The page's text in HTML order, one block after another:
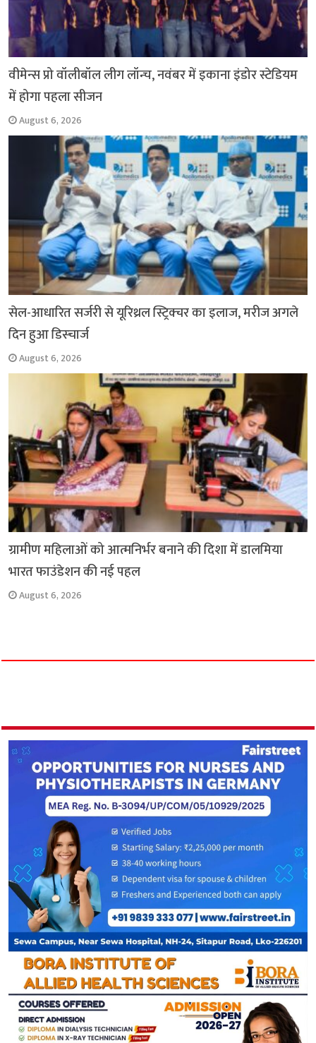
वीमेन्स प्रो वॉलीबॉल लीग लॉन्च, नवंबर में इकाना इंडोर स्टेडियम
में होगा पहला सीजन
August 6, 2026
सेल-आधारित सर्जरी से यूरिथ्रल स्ट्रिक्चर का इलाज, मरीज अगले
दिन हुआ डिस्चार्ज
August 6, 2026
ग्रामीण महिलाओं को आत्मनिर्भर बनाने की दिशा में डालमिया
भारत फाउंडेशन की नई पहल
August 6, 2026